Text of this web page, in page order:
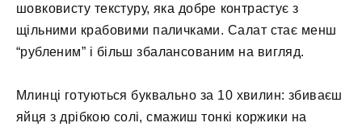
шовковисту текстуру, яка добре контрастує з
щільними крабовими паличками. Салат стає менш
“рубленим” і більш збалансованим на вигляд.
Млинці готуються буквально за 10 хвилин: збиваєш
яйця з дрібкою солі, смажиш тонкі коржики на